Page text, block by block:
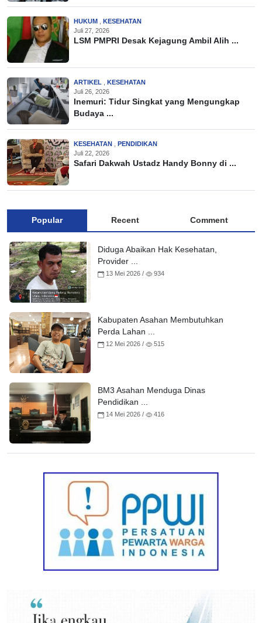
HUKUM
KESEHATAN
Juli 27, 2026
LSM PMPRI Desak Kejagung Ambil Alih ...
ARTIKEL
KESEHATAN
Juli 26, 2026
Inemuri: Tidur Singkat yang Mengungkap
Budaya ...
KESEHATAN
PENDIDIKAN
Juli 22, 2026
Safari Dakwah Ustadz Handy Bonny di ...
Popular Recent Comment
Diduga Abaikan Hak Kesehatan,
Provider ...
13 Mei 2026 / 934
Kabupaten Asahan Membutuhkan
Perda Lahan ...
12 Mei 2026 / 515
BM3 Asahan Menduga Dinas
Pendidikan ...
14 Mei 2026 / 416